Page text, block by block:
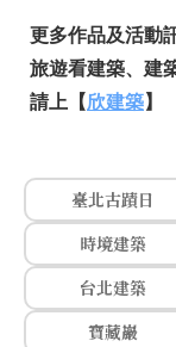
更多作品及活動
旅遊看建築、建
請上【欣建築】
臺北古蹟日
時境建築
台北建築
寶藏巖